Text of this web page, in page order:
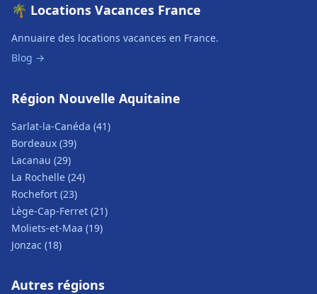
🌴 Locations Vacances France
Annuaire des locations vacances en France.
Blog →
Région Nouvelle Aquitaine
Sarlat-la-Canéda (41)
Bordeaux (39)
Lacanau (29)
La Rochelle (24)
Rochefort (23)
Lège-Cap-Ferret (21)
Moliets-et-Maa (19)
Jonzac (18)
Autres régions